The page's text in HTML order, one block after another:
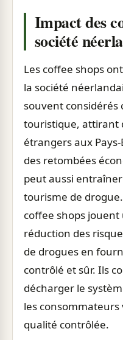
Impact des
société
Les coffee shops
la société
souvent
touristique, attirant
étrangers aux
des retombées
peut aussi
tourisme de
coffee shops
réduction des
de drogues en
contrôlé et sûr. Ils
décharger le
les consommateurs
qualité contrôlée.